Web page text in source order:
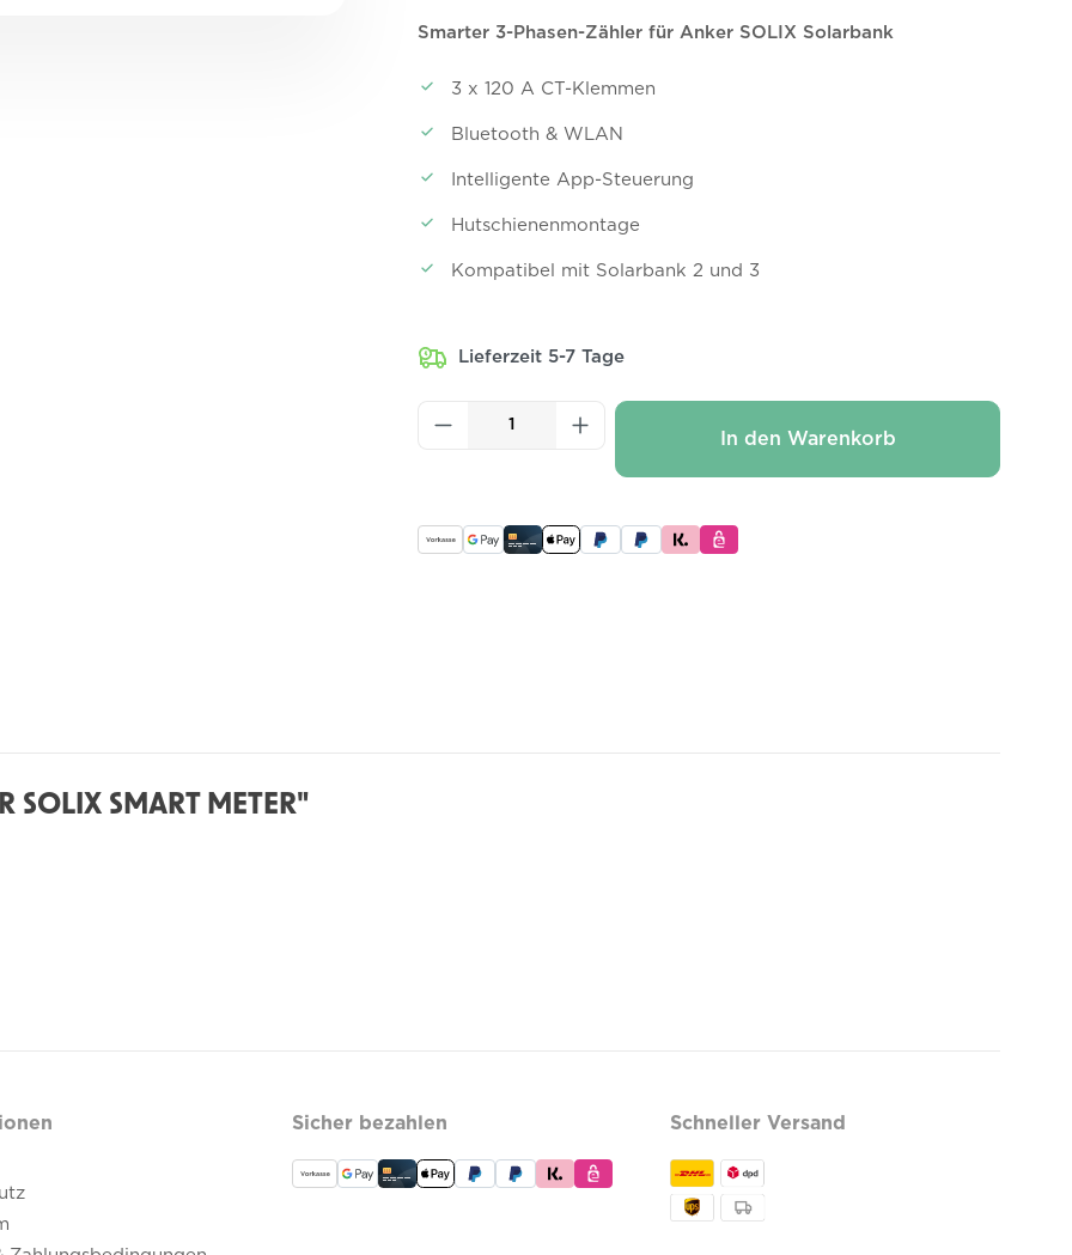
Smarter 3-Phasen-Zähler für Anker SOLIX Solarbank
3 x 120 A CT-Klemmen
Bluetooth & WLAN
Intelligente App-Steuerung
Hutschienenmontage
Kompatibel mit Solarbank 2 und 3
Lieferzeit 5-7 Tage
Produkt Anzahl: Gib den gewünschten Wert
In den Warenkorb
SOLIX SMART METER"
Sicher bezahlen Schneller Versand